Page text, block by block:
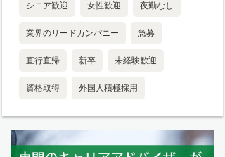
シニア歓迎 女性歓迎 夜勤なし
業界のリードカンパニー 急募
直行直帰 新卒 未経験歓迎
資格取得 外国人積極採用